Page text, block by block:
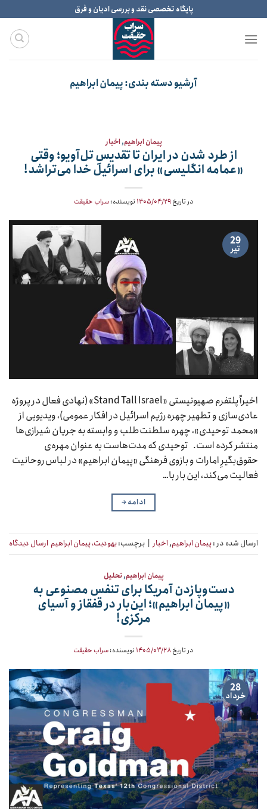
to
content
پایگاه تخصصی نقد و بررسی ادیان و فرق
آرشیو دسته بندی:پیمان ابراهیم
پیمان ابراهیم,اخبار
از طرد شدن در ایران تا تقدیسِ تل‌آویو؛ وقتی
«عمامه انگلیسی» برای اسرائیل خدا می‌تراشد!
در تاریخ ۱۴۰۵/۰۴/۲۹ نویسنده:سراب حقیقت
29
تیر
اخیراً پلتفرم صهیونیستی «Stand Tall Israel» (نهادی فعال در پروژه
عادی‌سازی و تطهیر چهره رژیم اسرائیل در افکار عمومی)، ویدیویی از
«محمد توحیدی»، چهره سلطنت‌طلب و وابسته به جریان شیرازی‌ها
منتشر کرده است. توحیدی که مدت‌هاست به عنوان مهره‌ی
حقوق‌بگیرِ امارات و بازوی فرهنگی «پیمان ابراهیم» در لباس روحانیت
فعالیت می‌کند، این بار با…
ادامه→
ارسال شده در :پیمان ابراهیم,اخبار برچسب:یهودیت، پیمان ابراهیم ارسال دیدگاه
پیمان ابراهیم,تحلیل
دست‌وپازدن آمریکا برای تنفس مصنوعی به
«پیمان ابراهیم»؛ این‌بار در قفقاز و آسیای
مرکزی!
در تاریخ۱۴۰۵/۰۳/۲۸ نویسنده:سراب حقیقت
28
خرداد